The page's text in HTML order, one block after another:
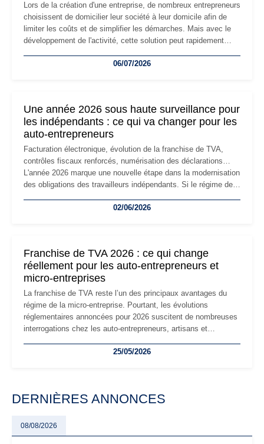
Lors de la création d'une entreprise, de nombreux entrepreneurs
choisissent de domicilier leur société à leur domicile afin de
limiter les coûts et de simplifier les démarches. Mais avec le
développement de l'activité, cette solution peut rapidement
professionnels, recrutement, image de marque… Le
06/07/2026
Une année 2026 sous haute surveillance pour
les indépendants : ce qui va changer pour les
auto-entrepreneurs
Facturation électronique, évolution de la franchise de TVA,
contrôles fiscaux renforcés, numérisation des déclarations…
L'année 2026 marque une nouvelle étape dans la modernisation
des obligations des travailleurs indépendants. Si le régime de
les auto-entrepreneurs devront s'adapter à un environnement
02/06/2026
Franchise de TVA 2026 : ce qui change
réellement pour les auto-entrepreneurs et
micro-entreprises
La franchise de TVA reste l’un des principaux avantages du
régime de la micro-entreprise. Pourtant, les évolutions
réglementaires annoncées pour 2026 suscitent de nombreuses
interrogations chez les auto-entrepreneurs, artisans et
facturation ou risque de bascule vers la TVA : les règles
25/05/2026
DERNIÈRES ANNONCES
08/08/2026